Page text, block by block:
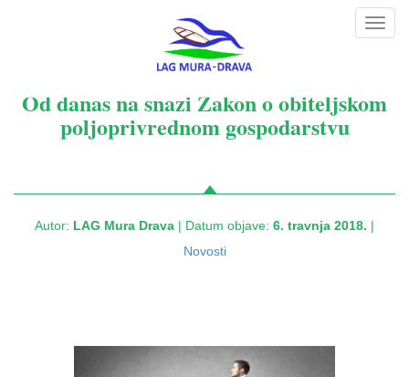
Od danas na snazi Zakon o obiteljskom
poljoprivrednom gospodarstvu
Autor: LAG Mura Drava | Datum objave: 6. travnja 2018. |
Novosti